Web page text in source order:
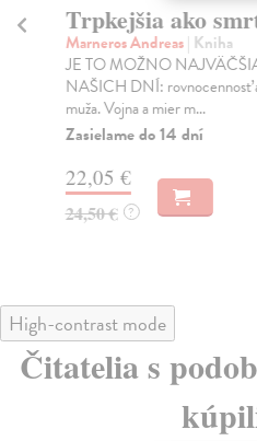
Trpkejšia ako
Marneros Andreas| Kniha
JE TO MOŽNO
NAŠICH DNÍ: rovnocennosť
muža. Vojna a mier m...
Zasielame do 14 dní
22,05 €
24,50 € ?
High-contrast mode
Čitatelia s